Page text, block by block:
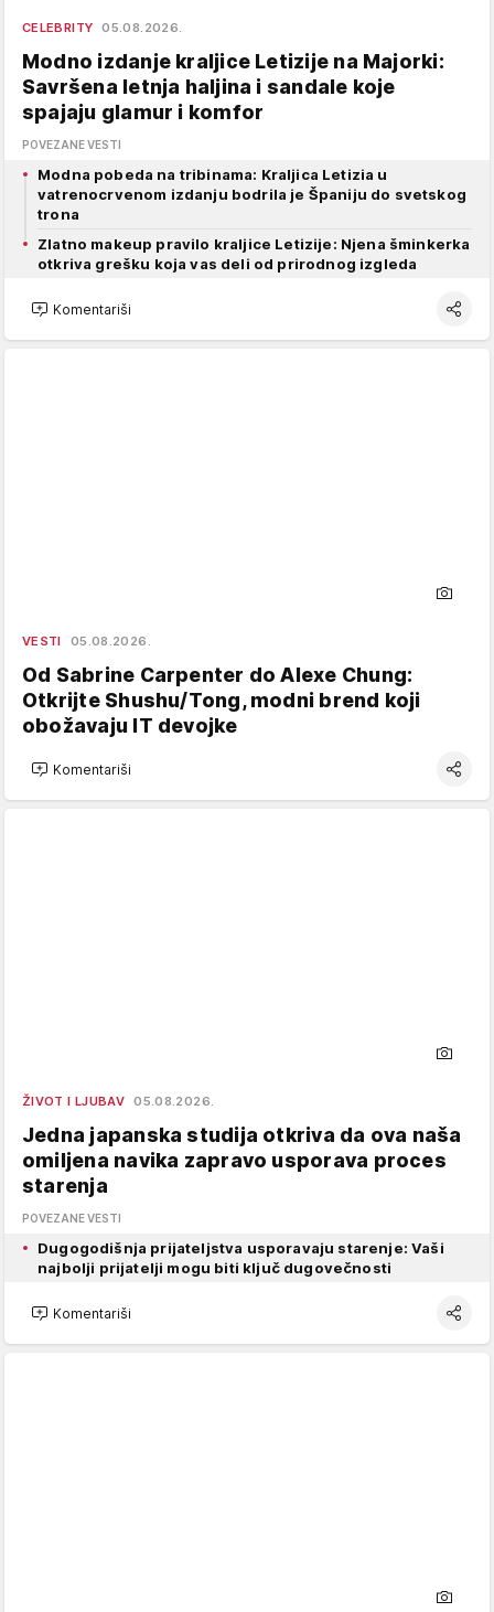
CELEBRITY 05.08.2026.
Modno izdanje kraljice Letizije na Majorki:
Savršena letnja haljina i sandale koje
spajaju glamur i komfor
POVEZANE VESTI
Modna pobeda na tribinama: Kraljica Letizia u
vatrenocrvenom izdanju bodrila je Španiju do svetskog
trona
Zlatno makeup pravilo kraljice Letizije: Njena šminkerka
otkriva grešku koja vas deli od prirodnog izgleda
Komentariši
VESTI 05.08.2026.
Od Sabrine Carpenter do Alexe Chung:
Otkrijte Shushu/Tong, modni brend koji
obožavaju IT devojke
Komentariši
ŽIVOT I LJUBAV 05.08.2026.
Jedna japanska studija otkriva da ova naša
omiljena navika zapravo usporava proces
starenja
POVEZANE VESTI
Dugogodišnja prijateljstva usporavaju starenje: Vaši
najbolji prijatelji mogu biti ključ dugovečnosti
Komentariši